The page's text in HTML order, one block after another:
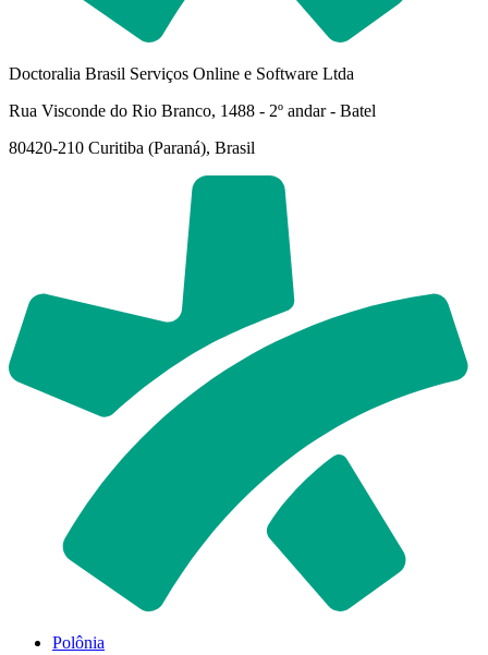
Doctoralia Brasil Serviços Online e Software Ltda
Rua Visconde do Rio Branco, 1488 - 2º andar - Batel
80420-210 Curitiba (Paraná), Brasil
Polônia